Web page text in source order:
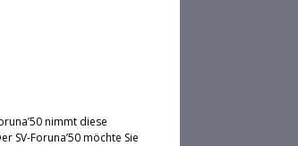
nimmt diese
SV-Foruna’50 möchte Sie